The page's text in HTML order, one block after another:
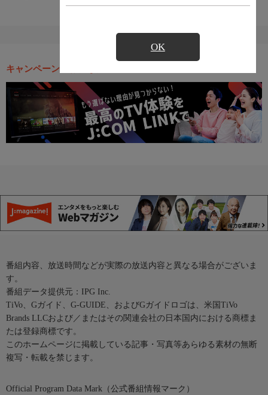
OK
キャンペーン・お得な情報
番組内容、放送時間などが実際の放送内容と異なる場合がございま
す。
番組データ提供元：IPG Inc.
TiVo、Gガイド、G-GUIDE、およびGガイドロゴは、米国TiVo
Brands LLCおよび／またはその関連会社の日本国内における商標ま
たは登録商標です。
このホームページに掲載している記事・写真等あらゆる素材の無断
複写・転載を禁じます。
Official Program Data Mark（公式番組情報マーク）